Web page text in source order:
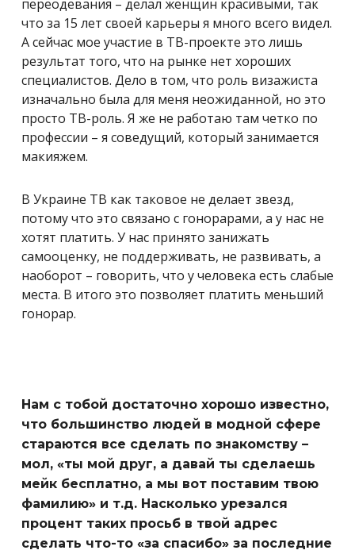
переодевания – делал женщин красивыми, так
что за 15 лет своей карьеры я много всего видел.
А сейчас мое участие в ТВ-проекте это лишь
результат того, что на рынке нет хороших
специалистов. Дело в том, что роль визажиста
изначально была для меня неожиданной, но это
просто ТВ-роль. Я же не работаю там четко по
профессии – я соведущий, который занимается
макияжем.
В Украине ТВ как таковое не делает звезд,
потому что это связано с гонорарами, а у нас не
хотят платить. У нас принято занижать
самооценку, не поддерживать, не развивать, а
наоборот – говорить, что у человека есть слабые
места. В итого это позволяет платить меньший
гонорар.
Нам с тобой достаточно хорошо известно,
что большинство людей в модной сфере
стараются все сделать по знакомству –
мол, «ты мой друг, а давай ты сделаешь
мейк бесплатно, а мы вот поставим твою
фамилию» и т.д. Насколько урезался
процент таких просьб в твой адрес
сделать что-то «за спасибо» за последние